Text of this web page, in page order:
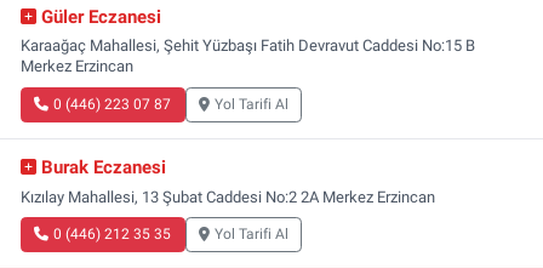
Güler Eczanesi
Karaağaç Mahallesi, Şehit Yüzbaşı Fatih Devravut Caddesi No:15 B
Merkez Erzincan
0 (446) 223 07 87 Yol Tarifi Al
Burak Eczanesi
Kızılay Mahallesi, 13 Şubat Caddesi No:2 2A Merkez Erzincan
0 (446) 212 35 35 Yol Tarifi Al